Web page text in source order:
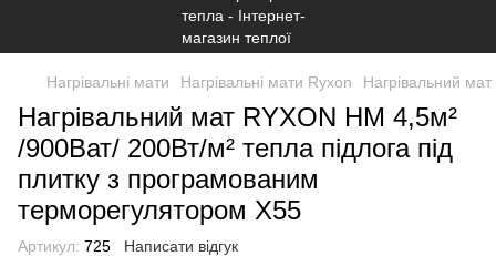
Нагрівальні мати Нагрівальні мати Ryxon Нагрівальний
Нагрівальний мат RYXON HM 4,5м²
/900Ват/ 200Вт/м² тепла підлога під
плитку з програмованим
терморегулятором Х55
Артикул: 725 Написати відгук